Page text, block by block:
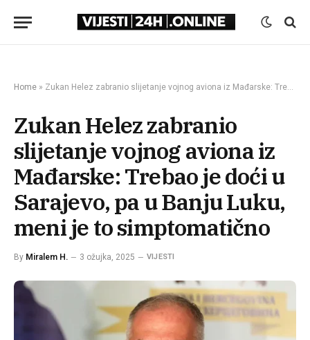
Home » Zukan Helez zabranio slijetanje vojnog aviona iz Mađarske: Trebao je doći u Sarajevo, pa u Banju Luku, meni je to simptomatično
Zukan Helez zabranio
slijetanje vojnog aviona iz
Mađarske: Trebao je doći u
Sarajevo, pa u Banju Luku,
meni je to simptomatično
By Miralem H. 3 ožujka, 2025 VIJESTI